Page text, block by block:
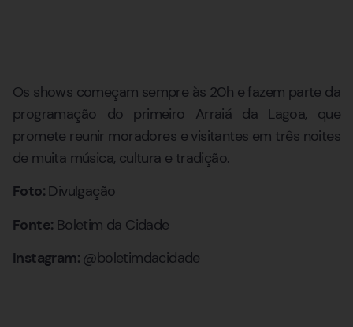
Os shows começam sempre às 20h e fazem parte da
programação do primeiro Arraiá da Lagoa, que
promete reunir moradores e visitantes em três noites
de muita música, cultura e tradição.
Foto: Divulgação
Fonte: Boletim da Cidade
Instagram: @boletimdacidade